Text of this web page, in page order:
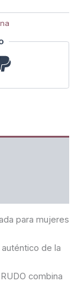
para mujeres
de la
combina